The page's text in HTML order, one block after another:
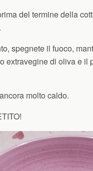
del termine della
spegnete il fuoco,
extravegine di oliva e il
molto caldo.